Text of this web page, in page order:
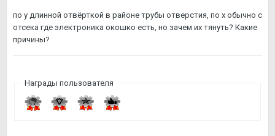
по у длинной отвёрткой в районе трубы отверстия, по х обычно с
отсека где электроника окошко есть, но зачем их тянуть? Какие
причины?
Награды пользователя